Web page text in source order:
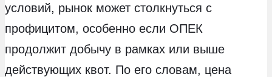
условий, рынок может столкнуться с
профицитом, особенно если ОПЕК
продолжит добычу в рамках или выше
действующих квот. По его словам, цена